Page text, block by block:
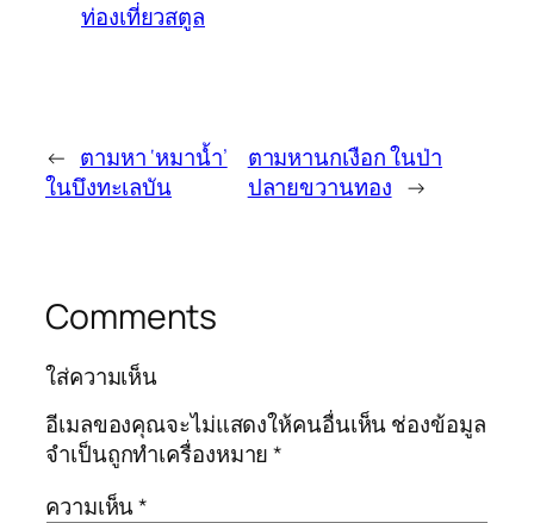
ท่องเที่ยวสตูล
← ตามหา ‘หมาน้ำ’
ในบึงทะเลบัน
ตามหานกเงือก ในป่า
ปลายขวานทอง →
Comments
ใส่ความเห็น
อีเมลของคุณจะไม่แสดงให้คนอื่นเห็นช่องข้อมูล
จำเป็นถูกทำเครื่องหมาย*
ความเห็น*